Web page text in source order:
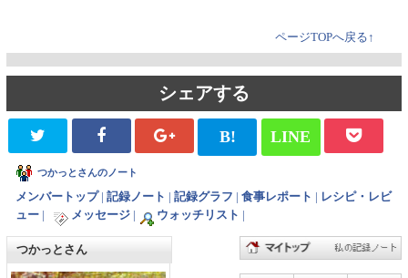
ページTOPへ戻る↑
シェアする
B! LINE
つかっとさんのノート
メンバートップ| 記録ノート 記録グラフ 食事レポート
レシピ・レビ
ュー
メッセージ ウォッチリスト
つかっとさん